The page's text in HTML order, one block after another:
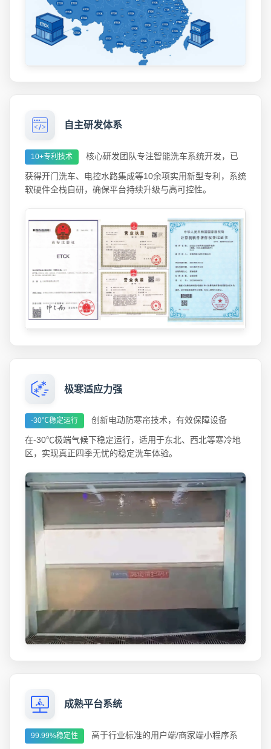
自主研发体系
10+专利技术 核心研发团队专注智能洗车系统开发，已
获得开门洗车、电控水路集成等10余项实用新型专利，系统
软硬件全栈自研，确保平台持续升级与高可控性。
极寒适应力强
-30℃稳定运行 创新电动防寒帘技术，有效保障设备
在-30℃极端气候下稳定运行，适用于东北、西北等寒冷地
区，实现真正四季无忧的稳定洗车体验。
成熟平台系统
99.99%稳定性 高于行业标准的用户端/商家端小程序系